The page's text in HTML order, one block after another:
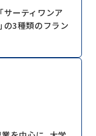
サーティワンア
の3種類のフラン